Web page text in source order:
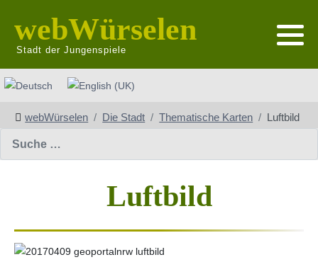
webWürselen
Stadt der Jungenspiele
Sprache auswählen
webWürselen Die Stadt Thematische Karten Luftbild
Luftbild